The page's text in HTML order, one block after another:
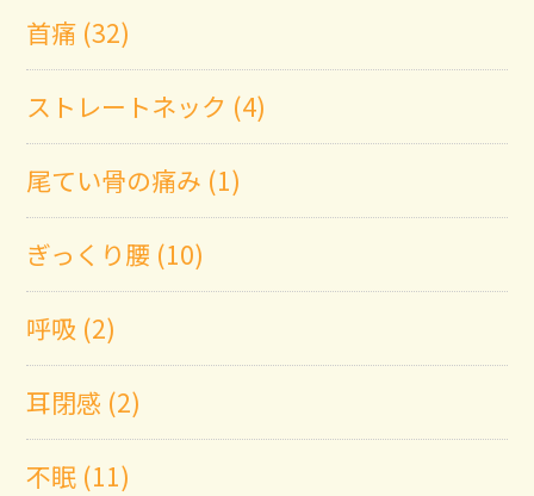
首痛 (32)
ストレートネック (4)
尾てい骨の痛み (1)
ぎっくり腰 (10)
呼吸 (2)
耳閉感 (2)
不眠 (11)